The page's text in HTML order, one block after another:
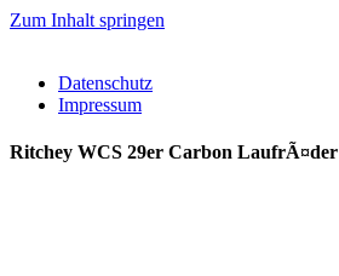
Zum Inhalt springen
Datenschutz
Impressum
Ritchey WCS 29er Carbon LaufrÃ¤der